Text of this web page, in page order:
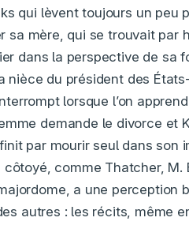
qui lèvent toujours un peu
sa mère, qui se trouvait par
dans la perspective de sa
nièce du président des
lorsque l’on
demande le divorce et
par mourir seul dans son
côtoyé, comme Thatcher,
a une perception
autres : les récits, même